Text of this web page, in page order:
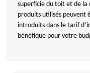
superficie du toit et de la
produits utilisés peuvent
introduits dans le tarif
bénéfique pour votre